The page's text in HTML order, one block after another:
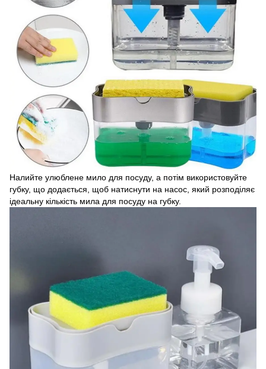
Налийте улюблене мило для посуду, а потім використовуйте
губку, що додається, щоб натиснути на насос, який розподіляє
ідеальну кількість мила для посуду на губку.